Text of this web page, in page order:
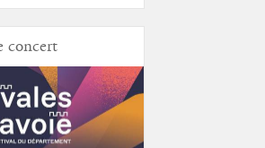
concert